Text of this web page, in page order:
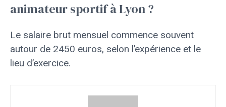
animateur sportif à Lyon ?
Le salaire brut mensuel commence souvent
autour de 2450 euros, selon l’expérience et le
lieu d’exercice.